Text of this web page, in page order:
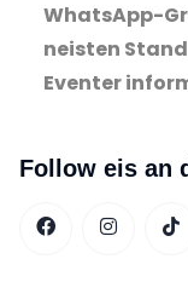
WhatsApp-
neisten
Eventer
Follow eis an